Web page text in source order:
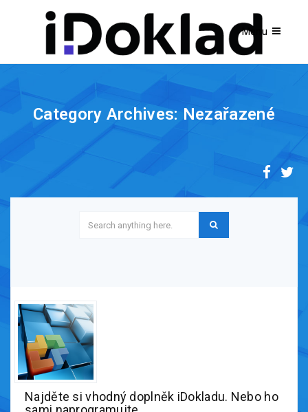
Category Archives: Nezařazené
Najděte si vhodný doplněk iDokladu. Nebo ho